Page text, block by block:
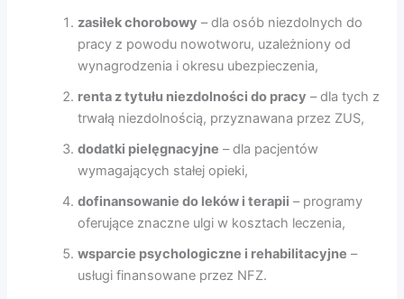
zasiłek chorobowy – dla osób niezdolnych do
pracy z powodu nowotworu, uzależniony od
wynagrodzenia i okresu ubezpieczenia,
renta z tytułu niezdolności do pracy – dla tych z
trwałą niezdolnością, przyznawana przez ZUS,
dodatki pielęgnacyjne – dla pacjentów
wymagających stałej opieki,
dofinansowanie do leków i terapii – programy
oferujące znaczne ulgi w kosztach leczenia,
wsparcie psychologiczne i rehabilitacyjne –
usługi finansowane przez NFZ.